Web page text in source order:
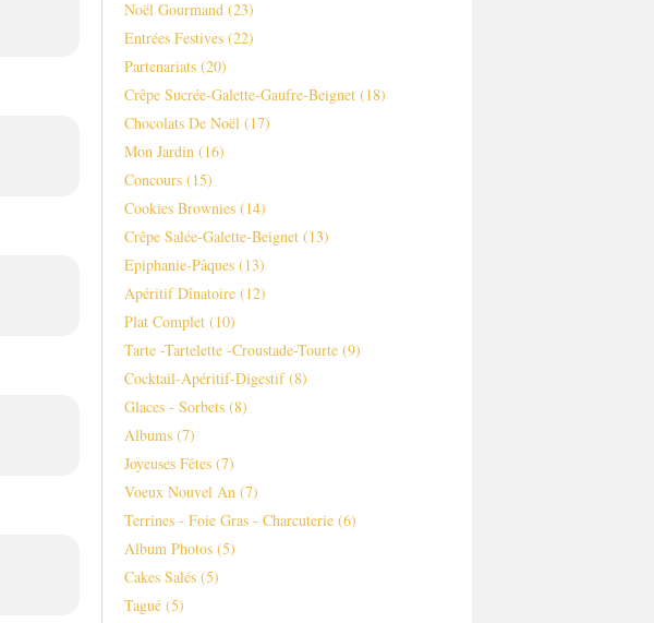
Noël Gourmand (23)
Entrées Festives (22)
Partenariats (20)
Crêpe Sucrée-Galette-Gaufre-Beignet (18)
Chocolats De Noël (17)
Mon Jardin (16)
Concours (15)
Cookies Brownies (14)
Crêpe Salée-Galette-Beignet (13)
Epiphanie-Pâques (13)
Apéritif Dînatoire (12)
Plat Complet (10)
Tarte -tartelette -croustade-Tourte (9)
Cocktail-Apéritif-Digestif(8)
Glaces - Sorbets (8)
Albums (7)
Joyeuses Fêtes (7)
Voeux Nouvel An (7)
Terrines - Foie Gras - Charcuterie (6)
Album Photos (5)
Cakes Salés (5)
Tagué (5)